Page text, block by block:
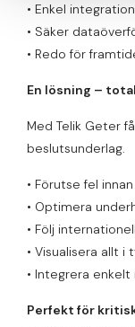
• Enkel
• Säker
• Redo för
En lösning –
Med Telik Geter
beslutsunderlag.
• Förutse fel
• Optimera
• Följ
• Visualisera allt i
• Integrera enkelt
Perfekt för